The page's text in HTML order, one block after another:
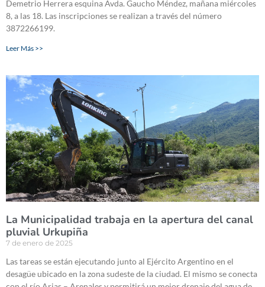
Demetrio Herrera esquina Avda. Gaucho Méndez, mañana miércoles
8, a las 18. Las inscripciones se realizan a través del número
3872266199.
Leer Más >>
La Municipalidad trabaja en la apertura del canal
pluvial Urkupiña
7 de enero de 2025
Las tareas se están ejecutando junto al Ejército Argentino en el
desagüe ubicado en la zona sudeste de la ciudad. El mismo se conecta